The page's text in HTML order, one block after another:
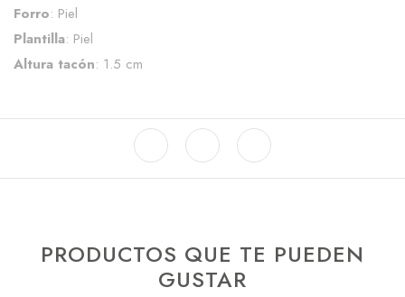
Forro: Piel
Plantilla: Piel
Altura tacón: 1.5 cm
PRODUCTOS QUE TE PUEDEN
GUSTAR